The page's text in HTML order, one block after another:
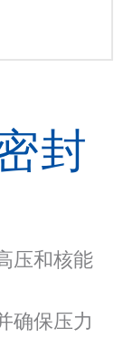
封
压和核能
确保压力